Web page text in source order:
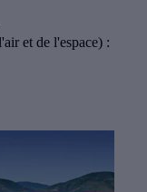
et de l'espace) :